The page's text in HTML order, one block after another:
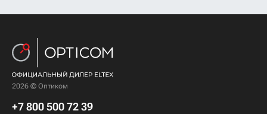
2026 © Оптиком
+7 800 500 72 39